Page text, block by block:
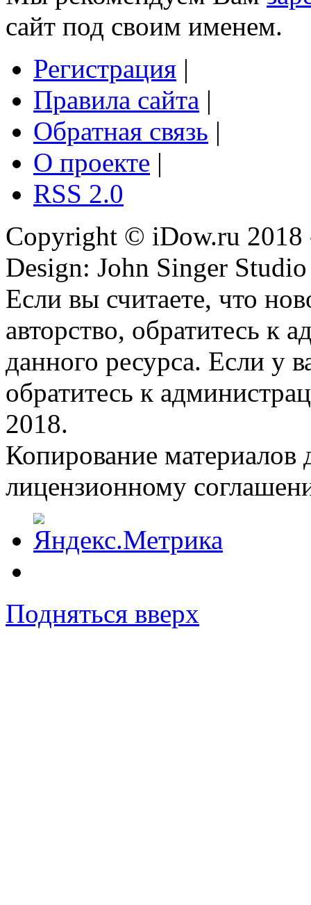
сайт под своим именем.
Регистрация |
Правила сайта |
Обратная связь |
О проекте |
RSS 2.0
Copyright © iDow.ru 2018
Design: John Singer Studio
Если вы считаете, что
авторство, обратитесь к
данного ресурса. Если у
обратитесь к
2018.
Копирование материалов
лицензионному
Подняться вверх